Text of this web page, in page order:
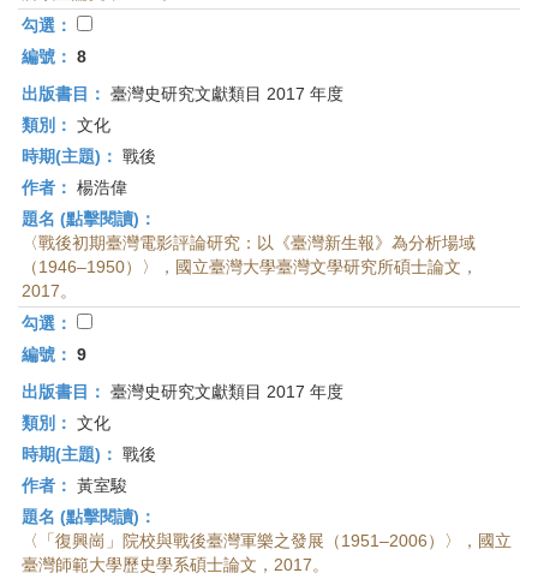
勾選：
編號： 8
出版書目： 臺灣史研究文獻類目 2017 年度
類別： 文化
時期(主題)： 戰後
作者： 楊浩偉
題名 (點擊閱讀)：
〈戰後初期臺灣電影評論研究：以《臺灣新生報》為分析場域
（1946–1950）〉，國立臺灣大學臺灣文學研究所碩士論文，
2017。
勾選：
編號： 9
出版書目： 臺灣史研究文獻類目 2017 年度
類別： 文化
時期(主題)： 戰後
作者： 黃室駿
題名 (點擊閱讀)：
〈「復興崗」院校與戰後臺灣軍樂之發展（1951–2006）〉，國立
臺灣師範大學歷史學系碩士論文，2017。